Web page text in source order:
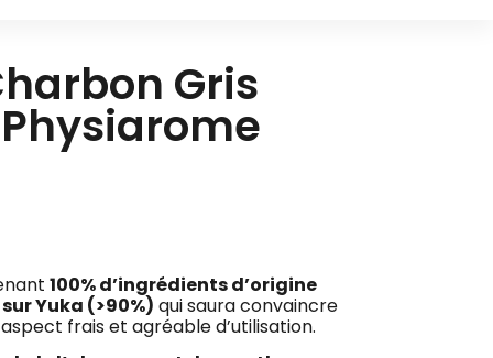
Gris
100% d’ingrédients d’origine
Yuka (>90%) qui saura convaincre
frais et agréable d’utilisation.